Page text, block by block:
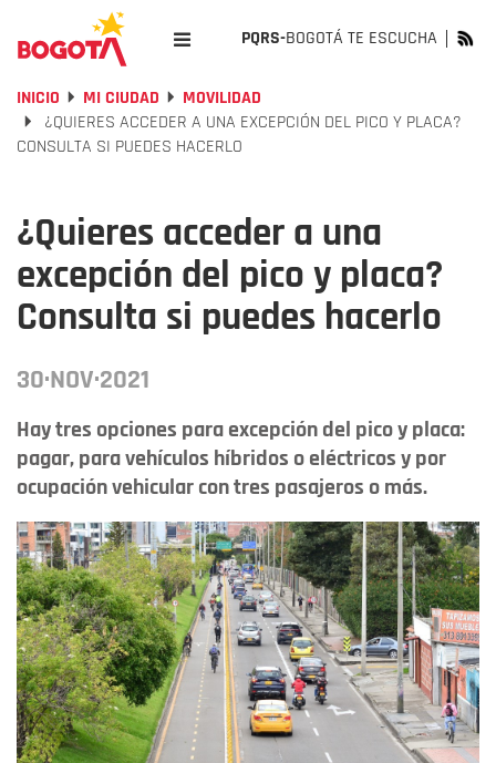
PQRS-BOGOTÁ TE ESCUCHA
INICIO MI CIUDAD
MOVILIDAD
¿QUIERES ACCEDER A UNA EXCEPCIÓN DEL PICO Y PLACA?
CONSULTA SI PUEDES HACERLO
¿Quieres acceder a una
excepción del pico y placa?
Consulta si puedes hacerlo
30·NOV·2021
Hay tres opciones para excepción del pico y placa:
pagar, para vehículos híbridos o eléctricos y por
ocupación vehicular con tres pasajeros o más.